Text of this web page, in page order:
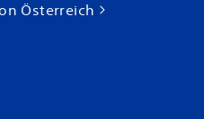
Österreich